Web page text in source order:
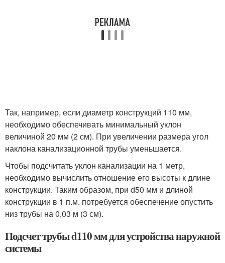
Так, например, если диаметр конструкций 110 мм,
необходимо обеспечивать минимальный уклон
величиной 20 мм (2 см). При увеличении размера угол
наклона канализационной трубы уменьшается.
Чтобы подсчитать уклон канализации на 1 метр,
необходимо вычислить отношение его высоты к длине
конструкции. Таким образом, при d50 мм и длиной
конструкции в 1 п.м. потребуется обеспечение опустить
низ трубы на 0,03 м (3 см).
Подсчет трубы d110 мм для устройства наружной
системы